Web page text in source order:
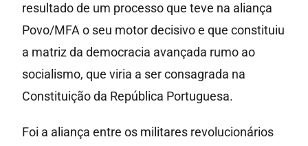
resultado de um processo que teve na aliança
Povo/MFA o seu motor decisivo e que constituiu
a matriz da democracia avançada rumo ao
socialismo, que viria a ser consagrada na
Constituição da República Portuguesa.
Foi a aliança entre os militares revolucionários